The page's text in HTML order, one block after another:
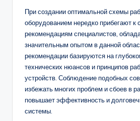
При создании оптимальной схемы
оборудованием нередко прибегают к
рекомендациям специалистов,
значительным опытом в данной
рекомендации базируются на
технических нюансов и принципов
устройств. Соблюдение подобных
избежать многих проблем и сбоев в
повышает эффективность и
системы.